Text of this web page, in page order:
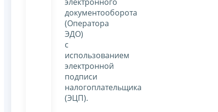
документооборота
(Оператора
ЭДО)
с
использованием
электронной
подписи
налогоплательщика
(ЭЦП).